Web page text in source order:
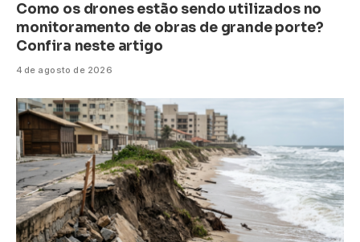
Como os drones estão sendo utilizados no
monitoramento de obras de grande porte?
Confira neste artigo
4 de agosto de 2026